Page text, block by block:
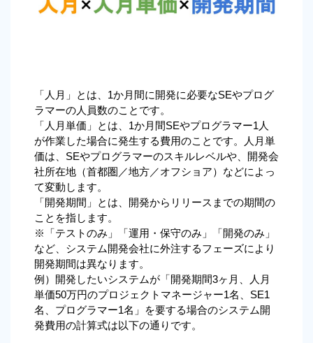
「人月」とは、1か月間に開発に必要なSEやプログ
ラマーの人員数のことです。
「人月単価」とは、1か月間SEやプログラマー1人
が作業した場合に発生する費用のことです。人月単
価は、SEやプログラマーのスキルレベルや、開発会
社所在地（首都圏／地方／オフショア）などによっ
て変動します。
「開発期間」とは、開発からリリースまでの期間の
ことを指します。
※「テストのみ」「運用・保守のみ」「開発のみ」
など、システム開発会社に外注するフェーズにより
開発期間は異なります。
例）開発したいシステムが「開発期間3ヶ月、人月
単価50万円のプロジェクトマネージャー1名、SE1
名、プログラマー1名」を要する場合のシステム開
発費用の計算式は以下の通りです。